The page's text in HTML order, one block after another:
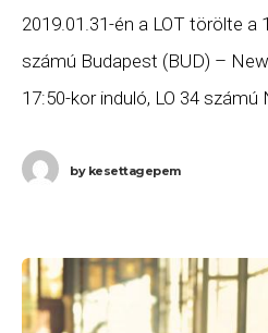
2019.01.31-én a LOT törölte a
számú Budapest (BUD) –
17:50-kor induló, LO 34
bykesettagepem